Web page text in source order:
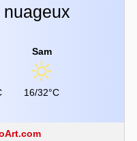
Sam
16/32°C